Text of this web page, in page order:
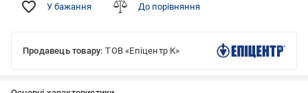
У бажання До порівняння
Продавець товару: ТОВ «Епіцентр К»